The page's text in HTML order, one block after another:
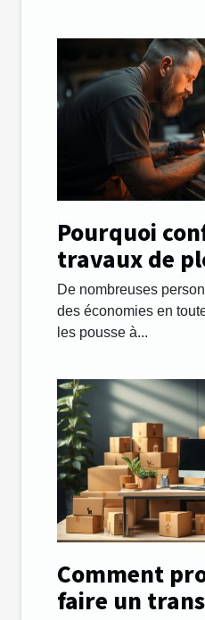
Pourquoi
travaux de
une
De nombreuses
des économies en
les pousse à...
Comment
faire un